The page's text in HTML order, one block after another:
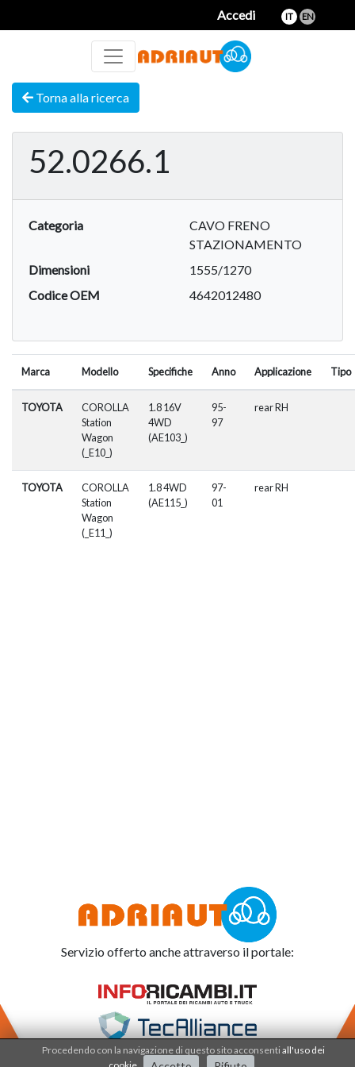
Accedi IT EN
Torna alla ricerca
52.0266.1
Categoria
CAVO FRENO
STAZIONAMENTO
Dimensioni
1555/1270
Codice OEM
4642012480
Marca Modello Specifiche Anno Applicazione Tipo
TOYOTA
COROLLA
Station
Wagon
(_E10_)
1.8 16V
4WD
(AE103_)
95-
97
rear RH
TOYOTA
COROLLA
Station
Wagon
(_E11_)
1.8 4WD
(AE115_)
97-
01
rear RH
Servizio offerto anche attraverso il portale:
Procedendo con la navigazione di questo sito acconsenti all'uso dei